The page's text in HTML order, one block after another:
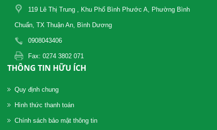
119 Lê Thị Trung , Khu Phố Bình Phước A, Phường Bình
Chuẩn, TX Thuận An, Bình Dương
0908043406
Fax: 0274 3802 071
THÔNG TIN HỮU ÍCH
Quy định chung
Hình thức thanh toán
Chính sách bảo mật thông tin